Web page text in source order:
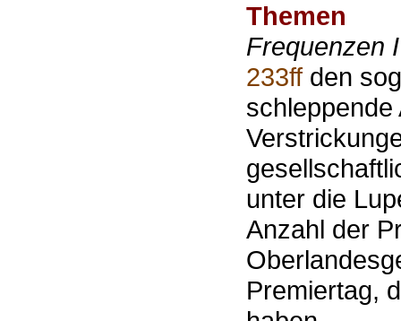
Themen
Frequenzen I
233ffden
unter die
Anzahl der
Premiertag,